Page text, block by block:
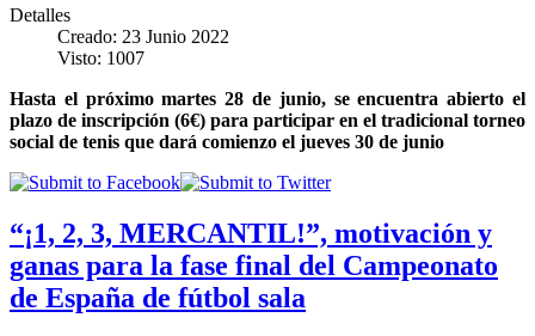
Detalles
Creado: 23 Junio 2022
Visto: 1007
Hasta el próximo martes 28 de junio, se encuentra abierto el
plazo de inscripción (6€) para participar en el tradicional torneo
social de tenis que dará comienzo el jueves 30 de junio
“¡1, 2, 3, MERCANTIL!”, motivación y
ganas para la fase final del Campeonato
de España de fútbol sala